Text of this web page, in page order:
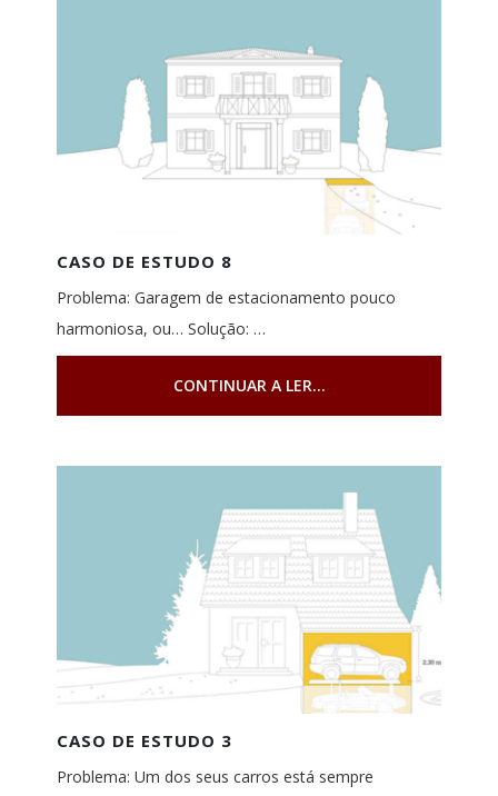
CASO DE ESTUDO 8
Problema: Garagem de estacionamento pouco
harmoniosa, ou… Solução: …
CONTINUAR A LER...
CASO DE ESTUDO 3
Problema: Um dos seus carros está sempre